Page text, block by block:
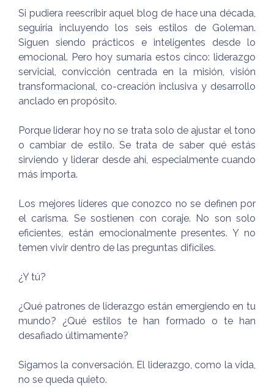
Si pudiera reescribir aquel blog de hace una década,
seguiría incluyendo los seis estilos de Goleman.
Siguen siendo prácticos e inteligentes desde lo
emocional. Pero hoy sumaría estos cinco: liderazgo
servicial, convicción centrada en la misión, visión
transformacional, co-creación inclusiva y desarrollo
anclado en propósito.
Porque liderar hoy no se trata solo de ajustar el tono
o cambiar de estilo. Se trata de saber qué estás
sirviendo y liderar desde ahí, especialmente cuando
más importa.
Los mejores líderes que conozco no se definen por
el carisma. Se sostienen con coraje. No son solo
eficientes, están emocionalmente presentes. Y no
temen vivir dentro de las preguntas difíciles.
¿Y tú?
¿Qué patrones de liderazgo están emergiendo en tu
mundo? ¿Qué estilos te han formado o te han
desafiado últimamente?
Sigamos la conversación. El liderazgo, como la vida,
no se queda quieto.